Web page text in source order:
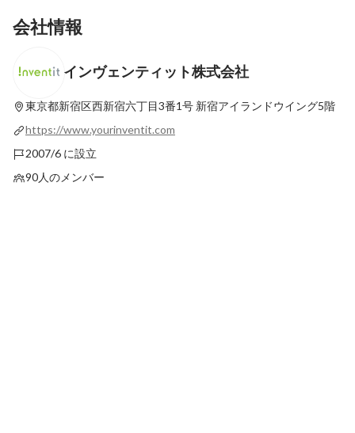
教員を目指した自分が、なぜエンジニア
理由と2年間の成長
最新順で表示
子どもたちを見守っ
文教市場での挑戦とは
最新順で表示
会社情報
インヴェンティット株式会社
東京都新宿区西新宿六丁目3番1号 新宿アイランドウイング5階
https://www.yourinventit.com
2007/6 に設立
90人のメンバー